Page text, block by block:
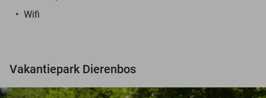
Wifi
Vakantiepark Dierenbos